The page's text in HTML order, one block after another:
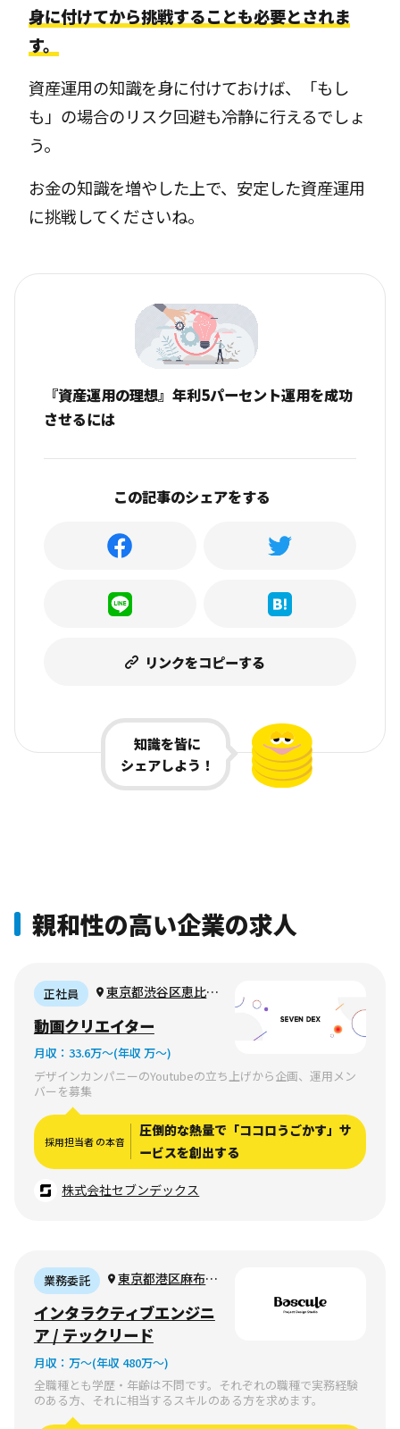
身に付けてから挑戦することも必要とされま
す。
資産運用の知識を身に付けておけば、「もし
も」の場合のリスク回避も冷静に行えるでしょ
う。
お金の知識を増やした上で、安定した資産運用
に挑戦してくださいね。
知識を皆に
シェアしよう！
『資産運用の理想』年利5パーセント運用を成功
させるには
この記事のシェアをする
リンクをコピーする
親和性の高い企業の求人
正社員
東京都渋谷区恵比寿
ル 2F
動画クリエイター
月収： 33.6万〜(年収 万〜)
デザインカンパニーのYoutubeの立ち上げから企画、運用メン
バーを募集
採用担当者 の本音
圧倒的な熱量で「ココロうごかす」サ
ービスを創出する
株式会社セブンデックス
業務委託
東京都港区麻布台
1-8-10 麻布偕成ビル
6F
インタラクティブエンジニ
ア / テックリード
月収： 万〜(年収 480万〜)
全職種とも学歴・年齢は不問です。それぞれの職種で実務経験
のある方、それに相当するスキルのある方を求めます。